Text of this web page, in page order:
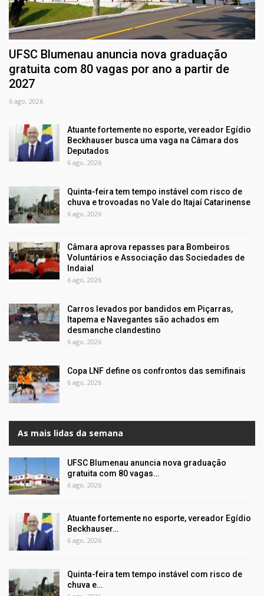
UFSC Blumenau anuncia nova graduação
gratuita com 80 vagas por ano a partir de
2027
6 ago, 2026
Atuante fortemente no esporte, vereador Egídio
Beckhauser busca uma vaga na Câmara dos
Deputados
6 ago, 2026
Quinta-feira tem tempo instável com risco de
chuva e trovoadas no Vale do Itajaí Catarinense
6 ago, 2026
Câmara aprova repasses para Bombeiros
Voluntários e Associação das Sociedades de
Indaial
6 ago, 2026
Carros levados por bandidos em Piçarras,
Itapema e Navegantes são achados em
desmanche clandestino
6 ago, 2026
Copa LNF define os confrontos das semifinais
6 ago, 2026
As mais lidas da semana
UFSC Blumenau anuncia nova graduação
gratuita com 80 vagas…
6 ago, 2026
Atuante fortemente no esporte, vereador Egídio
Beckhauser…
6 ago, 2026
Quinta-feira tem tempo instável com risco de
chuva e…